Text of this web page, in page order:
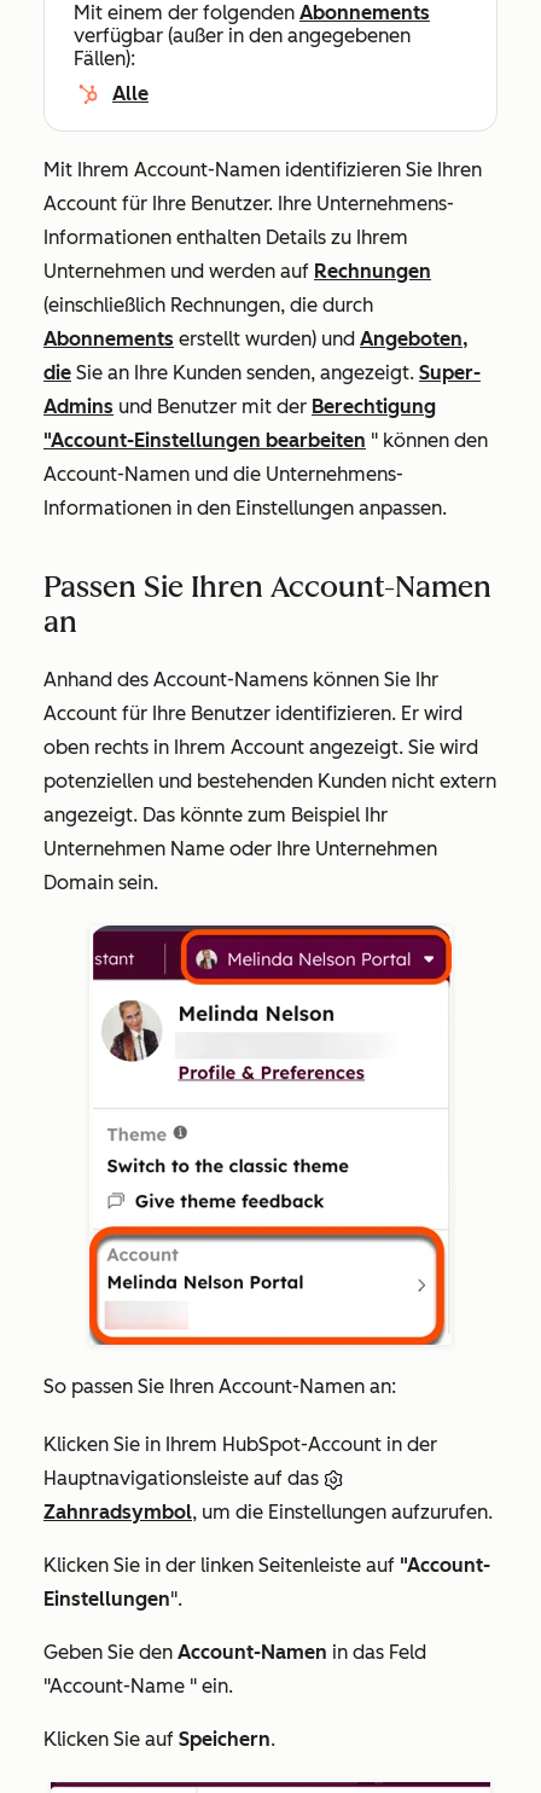
Mit einem der folgenden Abonnements
verfügbar (außer in den angegebenen
Fällen):
Alle
Mit Ihrem Account-Namen identifizieren Sie Ihren
Account für Ihre Benutzer. Ihre Unternehmens-
Informationen enthalten Details zu Ihrem
Unternehmen und werden auf Rechnungen
(einschließlich Rechnungen, die durch
Abonnements erstellt wurden) und Angeboten,
die Sie an Ihre Kunden senden, angezeigt. Super-
Admins und Benutzer mit der Berechtigung
"Account-Einstellungen bearbeiten " können den
Account-Namen und die Unternehmens-
Informationen in den Einstellungen anpassen.
Passen Sie Ihren Account-Namen
an
Anhand des Account-Namens können Sie Ihr
Account für Ihre Benutzer identifizieren. Er wird
oben rechts in Ihrem Account angezeigt. Sie wird
potenziellen und bestehenden Kunden nicht extern
angezeigt. Das könnte zum Beispiel Ihr
Unternehmen Name oder Ihre Unternehmen
Domain sein.
So passen Sie Ihren Account-Namen an:
Klicken Sie in Ihrem HubSpot-Account in der
Hauptnavigationsleiste auf das
Zahnradsymbol, um die Einstellungen aufzurufen.
Klicken Sie in der linken Seitenleiste auf "Account-
Einstellungen".
Geben Sie den Account-Namen in das Feld
"Account-Name " ein.
Klicken Sie auf Speichern.